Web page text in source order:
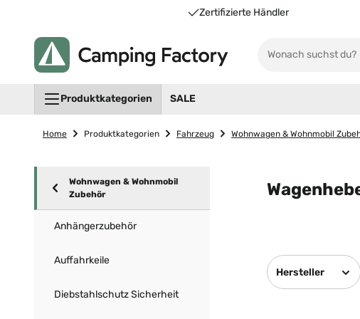
Unsere Vorteile für Sie
Zertifizierte Händler
Produktkategorien SALE
Home Produktkategorien Fahrzeug Wohnwagen & Wohnmobil
Wohnwagen & Wohnmobil
Zubehör
Anhängerzubehör
Auffahrkeile
Diebstahlschutz Sicherheit
Hersteller